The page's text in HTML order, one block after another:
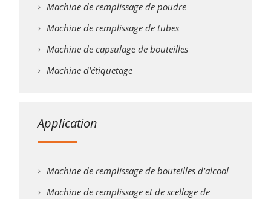
Machine de remplissage de poudre
Machine de remplissage de tubes
Machine de capsulage de bouteilles
Machine d'étiquetage
Application
Machine de remplissage de bouteilles d'alcool
Machine de remplissage et de scellage de